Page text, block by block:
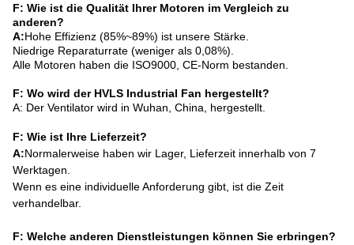
F: Wie ist die Qualität Ihrer Motoren im Vergleich zu
anderen?
A:Hohe Effizienz (85%~89%) ist unsere Stärke.
Niedrige Reparaturrate (weniger als 0,08%).
Alle Motoren haben die ISO9000, CE-Norm bestanden.
F: Wo wird der HVLS Industrial Fan hergestellt?
A: Der Ventilator wird in Wuhan, China, hergestellt.
F: Wie ist Ihre Lieferzeit?
A:Normalerweise haben wir Lager, Lieferzeit innerhalb von 7
Werktagen.
Wenn es eine individuelle Anforderung gibt, ist die Zeit
verhandelbar.
F: Welche anderen Dienstleistungen können Sie erbringen?